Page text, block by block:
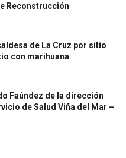
Reconstrucción
de La Cruz por sitio
con marihuana
Faúndez de la dirección
de Salud Viña del Mar –